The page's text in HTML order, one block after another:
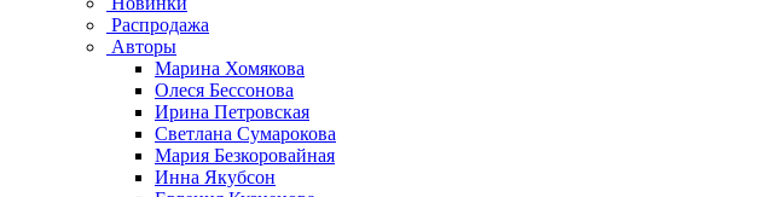
Распродажа
Авторы
Марина Хомякова
Олеся Бессонова
Ирина Петровская
Светлана Сумарокова
Мария Безкоровайная
Инна Якубсон